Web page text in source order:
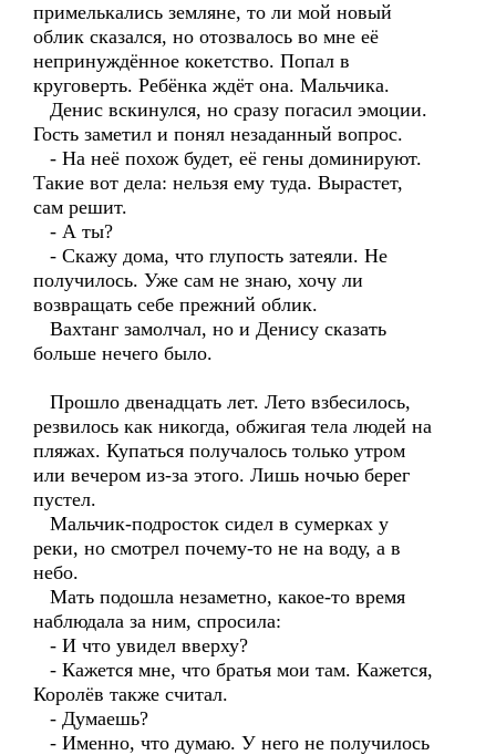
примелькались земляне, то ли мой новый
облик сказался, но отозвалось во мне её
непринуждённое кокетство. Попал в
круговерть. Ребёнка ждёт она. Мальчика.
Денис вскинулся, но сразу погасил эмоции.
Гость заметил и понял незаданный вопрос.
- На неё похож будет, её гены доминируют.
Такие вот дела: нельзя ему туда. Вырастет,
сам решит.
- А ты?
- Скажу дома, что глупость затеяли. Не
получилось. Уже сам не знаю, хочу ли
возвращать себе прежний облик.
Вахтанг замолчал, но и Денису сказать
больше нечего было.
Прошло двенадцать лет. Лето взбесилось,
резвилось как никогда, обжигая тела людей на
пляжах. Купаться получалось только утром
или вечером из-за этого. Лишь ночью берег
пустел.
Мальчик-подросток сидел в сумерках у
реки, но смотрел почему-то не на воду, а в
небо.
Мать подошла незаметно, какое-то время
наблюдала за ним, спросила:
- И что увидел вверху?
- Кажется мне, что братья мои там. Кажется,
Королёв также считал.
- Думаешь?
- Именно, что думаю. У него не получилось